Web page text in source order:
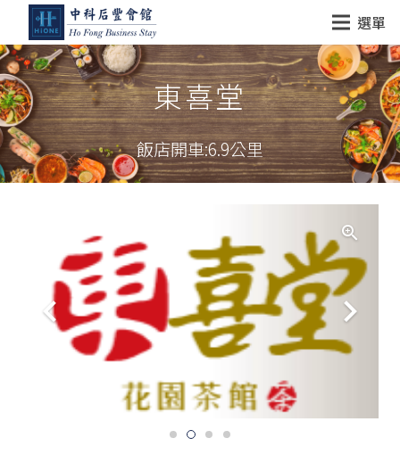
選單
東喜堂
飯店開車:6.9公里